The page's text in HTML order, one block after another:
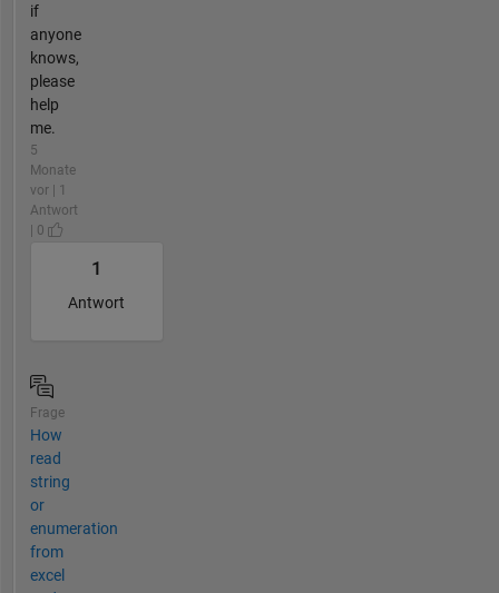
if
anyone
knows,
please
help
me.
5
Monate
vor | 1
Antwort
| 0
1
Antwort
Frage
How
read
string
or
enumeration
from
excel